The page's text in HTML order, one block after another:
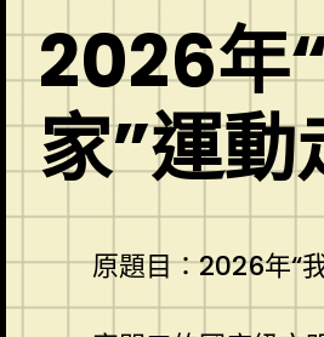
2026年
家”運動
原題目：2026年“